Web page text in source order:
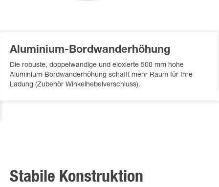
Aluminium-Bordwanderhöhung
Die robuste, doppelwandige und eloxierte 500 mm hohe
Aluminium-Bordwanderhöhung schafft mehr Raum für Ihre
Ladung (Zubehör Winkelhebelverschluss).
Stabile Konstruktion